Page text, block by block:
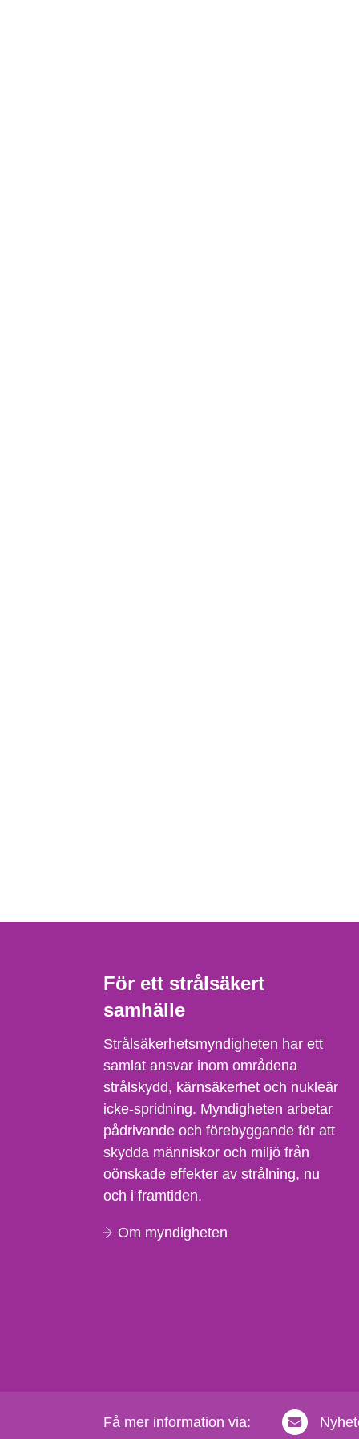
För ett strålsäkert
samhälle
Strålsäkerhetsmyndigheten har ett
samlat ansvar inom områdena
strålskydd, kärnsäkerhet och nukleär
icke-spridning. Myndigheten arbetar
pådrivande och förebyggande för att
skydda människor och miljö från
oönskade effekter av strålning, nu
och i framtiden.
Om myndigheten
Få mer information via: